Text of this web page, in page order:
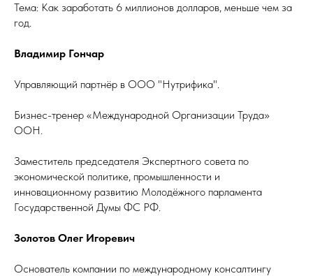
Тема: Как заработать 6 миллионов долларов, меньше чем за
год.
Владимир Гончар
Управляющий партнёр в ООО "Нутрифика".
Бизнес-тренер «Международной Организации Труда»
ООН.
Заместитель председателя Экспертного совета по
экономической политике, промышленности и
инновационному развитию Молодёжного парламента
Государственной Думы ФС РФ.
Золотов Олег Игоревич
Основатель компании по международному консалтингу